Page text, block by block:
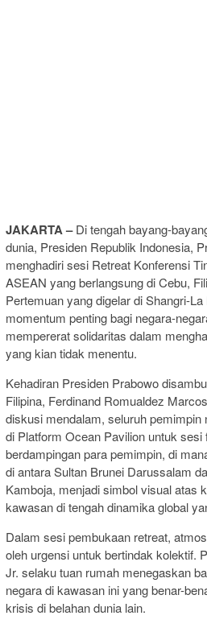
JAKARTA –Di tengah bayang-
dunia, Presiden Republik Indonesia,
menghadiri sesi Retreat Konferensi
ASEAN yang berlangsung di Cebu,
Pertemuan yang digelar di Shangri-
momentum penting bagi negara-
mempererat solidaritas dalam
yang kian tidak menentu.
Kehadiran Presiden Prabowo
Filipina, Ferdinand Romualdez
diskusi mendalam, seluruh pemimpin
di Platform Ocean Pavilion untuk
berdampingan para pemimpin, di
di antara Sultan Brunei Darussalam
Kamboja, menjadi simbol visual atas
kawasan di tengah dinamika global
Dalam sesi pembukaan retreat,
oleh urgensi untuk bertindak kolektif.
Jr. selaku tuan rumah menegaskan
negara di kawasan ini yang benar-
krisis di belahan dunia lain.